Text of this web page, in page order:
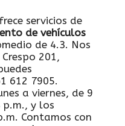
servicios de
de vehículos
de 4.3. Nos
201,
612 7905.
a viernes, de 9
p.m., y los
Contamos con